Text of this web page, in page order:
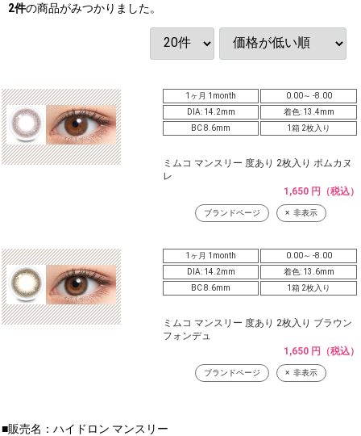
2件の商品がみつかりました。
1ヶ月 1month
0.00～ -8.00
DIA: 14.2mm
着色: 13.4mm
BC 8.6mm
1箱 2枚入り
ミムコ マンスリー 度あり 2枚入り ポムカヌ
レ
1,650 円（税込）
ブランドページ 非表示
1ヶ月 1month
0.00～ -8.00
DIA: 14.2mm
着色: 13.6mm
BC 8.6mm
1箱 2枚入り
ミムコ マンスリー 度あり 2枚入り ブラウン
フォンデュ
1,650 円（税込）
ブランドページ 非表示
■販売名：ハイドロン マンスリー